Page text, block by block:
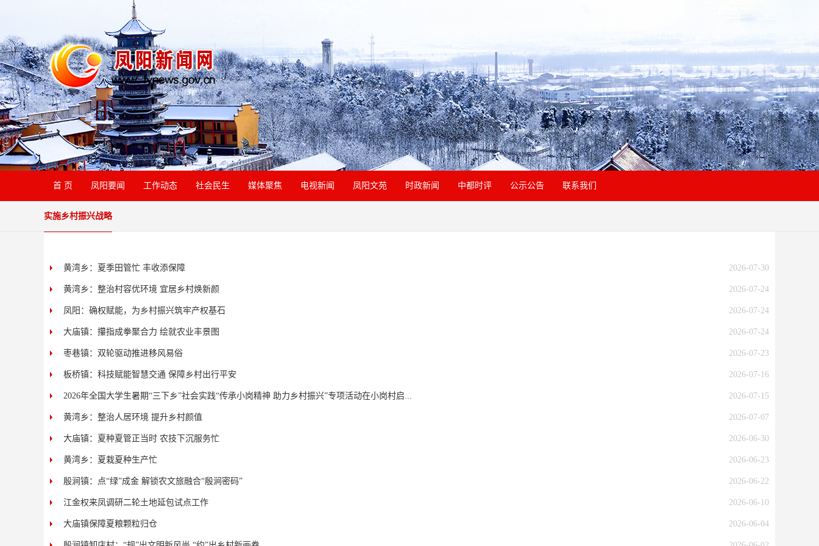
首 页 凤阳要闻 工作动态 社会民生 媒体聚焦 电视新闻 凤阳文苑 时政新闻 中都时评 公示公告 联系我们
实施乡村振兴战略
2026-07-30
黄湾乡：夏季田管忙 丰收添保障
2026-07-24
黄湾乡：整治村容优环境 宜居乡村焕新颜
2026-07-24
凤阳：确权赋能，为乡村振兴筑牢产权基石
2026-07-24
大庙镇：攥指成拳聚合力 绘就农业丰景图
2026-07-23
枣巷镇：双轮驱动推进移风易俗
2026-07-16
板桥镇：科技赋能智慧交通 保障乡村出行平安
2026-07-15
2026年全国大学生暑期“三下乡”社会实践“传承小岗精神 助力乡村振兴”专项活动在小岗村启...
2026-07-07
黄湾乡：整治人居环境 提升乡村颜值
2026-06-30
大庙镇：夏种夏管正当时 农技下沉服务忙
2026-06-23
黄湾乡：夏栽夏种生产忙
2026-06-22
殷涧镇：点“绿”成金 解锁农文旅融合“殷涧密码”
2026-06-10
江金权来凤调研二轮土地延包试点工作
2026-06-04
大庙镇保障夏粮颗粒归仓